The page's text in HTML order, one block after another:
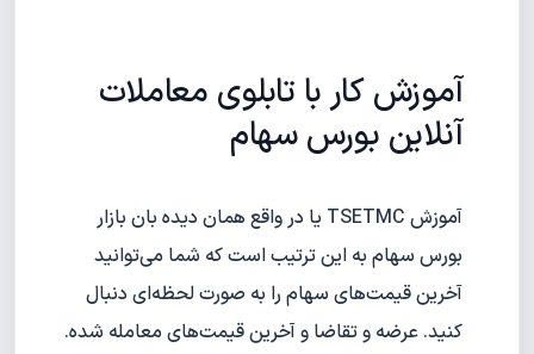
آموزش کار با تابلوی معاملات
آنلاین بورس سهام
آموزش TSETMC یا در واقع همان دیده بان بازار
بورس سهام به این ترتیب است که شما می‌توانید
آخرین قیمت‌های سهام را به صورت لحظه‌ای دنبال
کنید. عرضه و تقاضا و آخرین قیمت‌های معامله شده.